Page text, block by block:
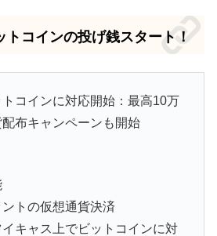
トコインの投げ銭スタート！
コインに対応開始：最高10万
布キャンペーンも開始
ントの仮想通貨決済
キャス上でビットコインに対